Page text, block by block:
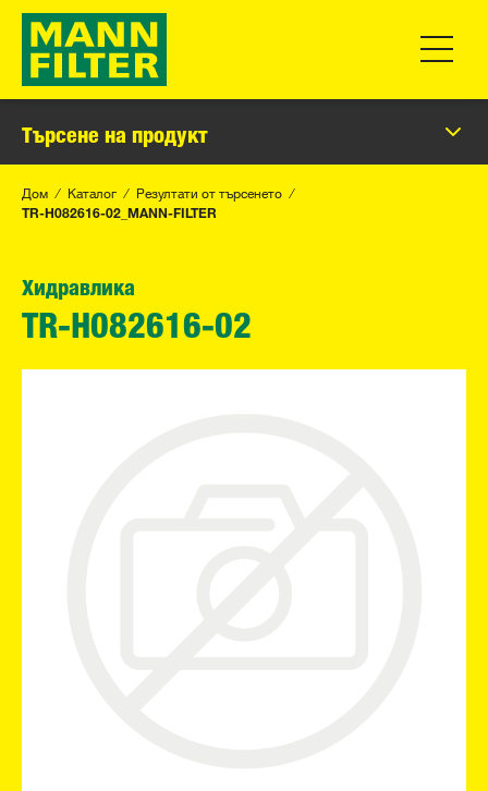
Търсене на продукт
Дом Каталог Резултати от търсенето
TR-H082616-02_MANN-FILTER
Хидравлика
TR-H082616-02